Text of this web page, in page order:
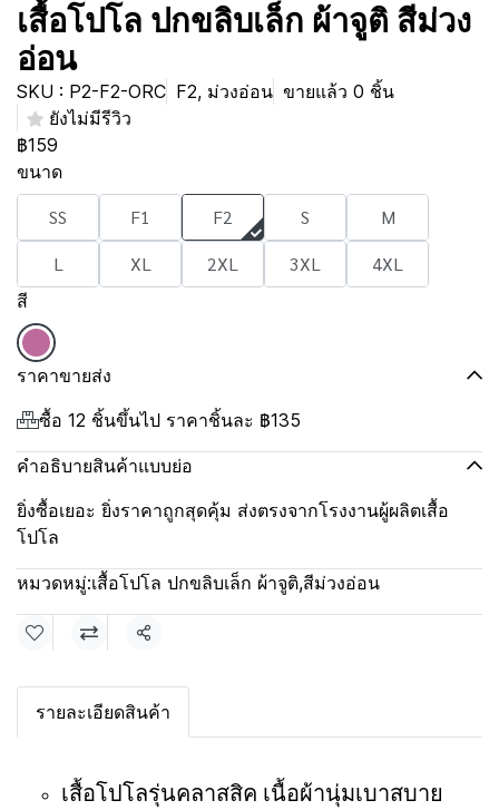
เสื้อโปโล ปกขลิบเล็ก ผ้าจูติ สีม่วง
อ่อน
SKU : P2-F2-ORC F2, ม่วงอ่อน ขายแล้ว 0 ชิ้น
ยังไม่มีรีวิว
฿159
ขนาด
SS F1 F2 S
M
L
XL 2XL 3XL 4XL
สี
ราคาขายส่ง
ซื้อ 12 ชิ้นขึ้นไป ราคาชิ้นละ ฿135
คำอธิบายสินค้าแบบย่อ
ยิ่งซื้อเยอะ ยิ่งราคาถูกสุดคุ้ม ส่งตรงจากโรงงานผู้ผลิตเสื้อ
โปโล
หมวดหมู่:เสื้อโปโล ปกขลิบเล็ก ผ้าจูติ,สีม่วงอ่อน
แชร์
รายละเอียดสินค้า
เสื้อโปโลรุ่นคลาสสิค เนื้อผ้านุ่มเบาสบาย